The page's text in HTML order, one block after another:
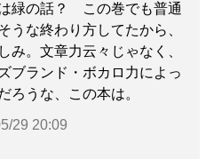
緑の話？ この巻でも普通
うな終わり方してたから、
み。文章力云々じゃなく、
ブランド・ボカロ力によっ
ろうな、この本は。
29 20:09